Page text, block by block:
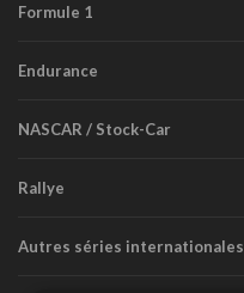
Formule 1
Endurance
NASCAR / Stock-Car
Rallye
Autres séries internationales